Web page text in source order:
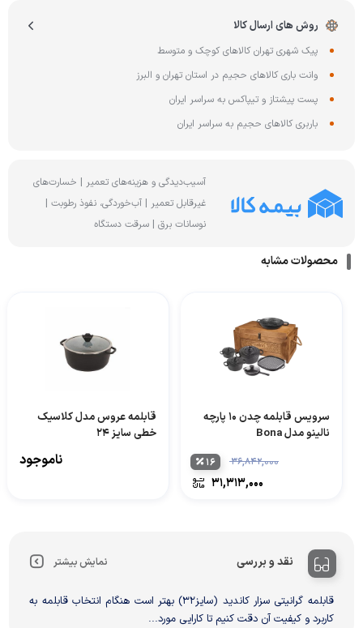
روش های ارسال کالا
پیک شهری تهران کالاهای کوچک و متوسط
وانت باری کالاهای حجیم در استان تهران و البرز
پست پیشتاز و تیپاکس به سراسر ایران
باربری کالاهای حجیم به سراسر ایران
آسیب‌دیدگی و هزینه‌های تعمیر | خسارت‌های
غیرقابل تعمیر | آب‌خوردگی، نفوذ رطوبت |
نوسانات برق | سرقت دستگاه
محصولات مشابه
سرویس قابلمه چدن 10 پارچه
نالینو مدل Bona
۳۶,۸۴۲,۰۰۰
۳۱,۳۱۳,۰۰۰
۱۶
قابلمه عروس مدل کلاسیک
خطی سایز ۲۴
ناموجود
نقد و بررسی نمایش بیشتر
قابلمه گرانیتی سزار کاندید (سایز32) بهتر است هنگام انتخاب قابلمه به
کاربرد و کیفیت آن دقت کنیم تا کارایی مورد...